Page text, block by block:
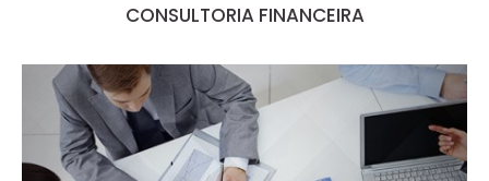
CONSULTORIA FINANCEIRA